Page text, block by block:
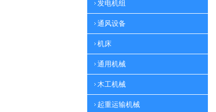
发电机组
通风设备
机床
通用机械
木工机械
起重运输机械